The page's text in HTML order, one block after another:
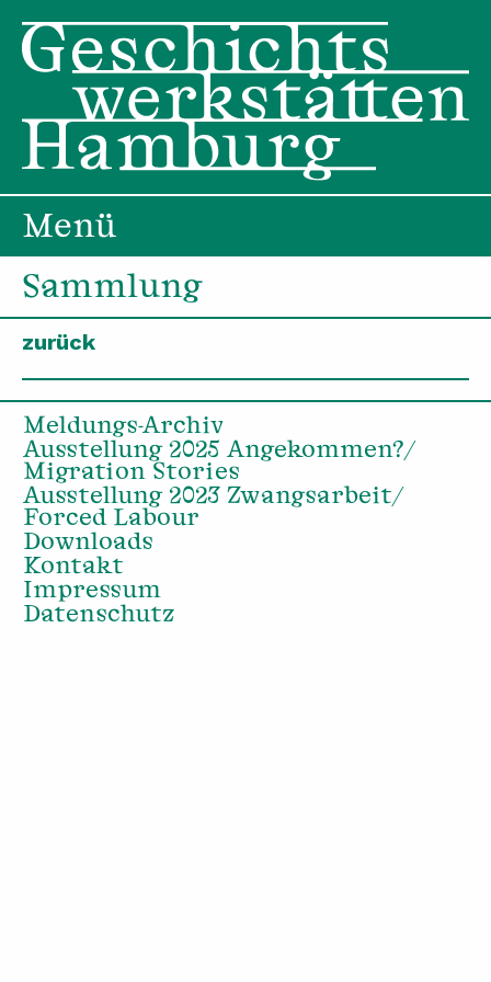
Menü
Sammlung
zurück
Meldungs-Archiv
Ausstellung 2025 Angekommen?/
Migration Stories
Ausstellung 2023 Zwangsarbeit/
Forced Labour
Downloads
Kontakt
Impressum
Datenschutz